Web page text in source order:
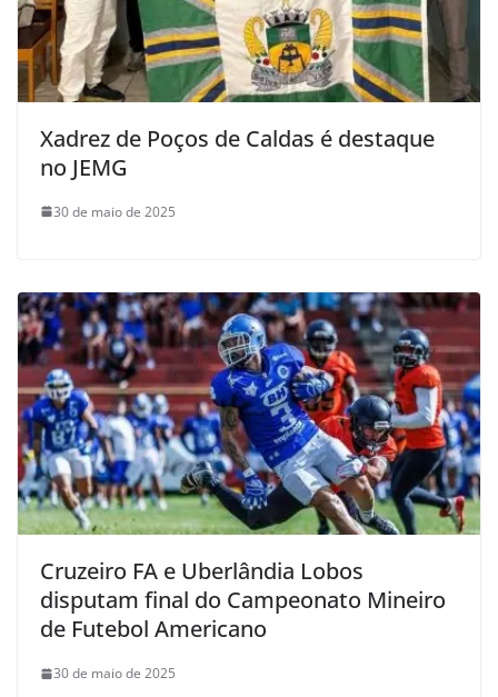
Xadrez de Poços de Caldas é destaque
no JEMG
30 de maio de 2025
Cruzeiro FA e Uberlândia Lobos
disputam final do Campeonato Mineiro
de Futebol Americano
30 de maio de 2025